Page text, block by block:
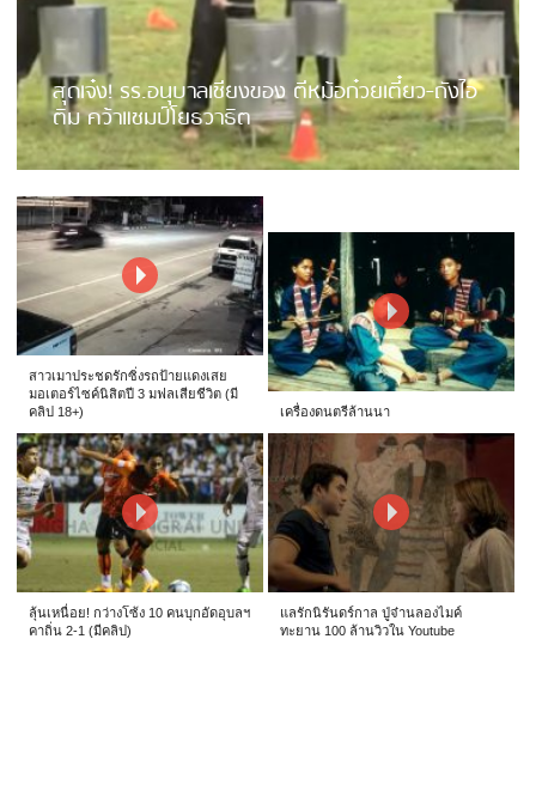
สุดเจ๋ง! รร.อนุบาลเชียงของ ตีหม้อก๋วยเตี๋ยว-ถังไอ
ติม คว้าแชมป์โยธวาธิต
สาวเมาประชดรักซิ่งรถป้ายแดงเสย
มอเตอร์ไซค์นิสิตปี 3 มฟลเสียชีวิต (มี
คลิป 18+)
เครื่องดนตรีล้านนา
ลุ้นเหนื่อย! กว่างโซ้ง 10 คนบุกอัดอุบลฯ
คาถิ่น 2-1 (มีคลิป)
แลรักนิรันดร์กาล ปู่จ๋านลองไมค์
ทะยาน 100 ล้านวิวใน Youtube